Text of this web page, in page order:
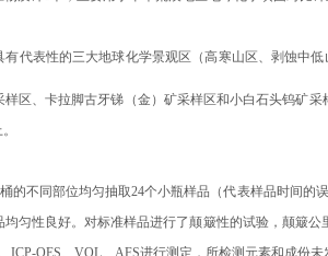
有代表性的三大地球化学景观区（高寒山区、剥蚀中
区、卡拉脚古牙锑（金）矿采样区和小白石头钨矿采
的不同部位均匀抽取24个小瓶样品（代表样品时间
匀性良好。 对标准样品进行了颠簸性的试验，颠簸
ICP-OES、VOL、AFS进行测定，所检测元素和成份未